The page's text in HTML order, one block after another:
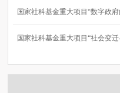
国家社科基金重大项目“数字政
国家社科基金重大项目“社会变